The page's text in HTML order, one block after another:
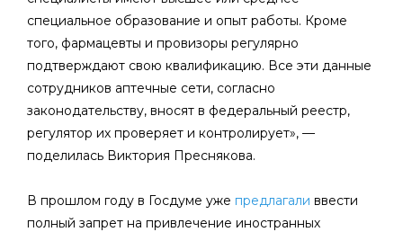
специальное образование и опыт работы. Кроме
того, фармацевты и провизоры регулярно
подтверждают свою квалификацию. Все эти данные
сотрудников аптечные сети, согласно
законодательству, вносят в федеральный реестр,
регулятор их проверяет и контролирует», —
поделилась Виктория Преснякова.
В прошлом году в Госдуме уже предлагали ввести
полный запрет на привлечение иностранных